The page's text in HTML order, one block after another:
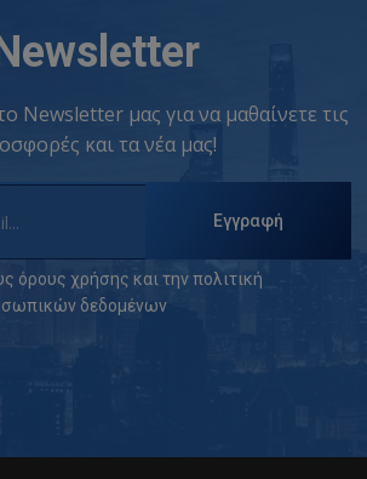
Newsletter μας για να μαθαίνετε τις
και τα νέα μας!
Εγγραφή
όρους χρήσης και τηνπολιτική
δεδομένων